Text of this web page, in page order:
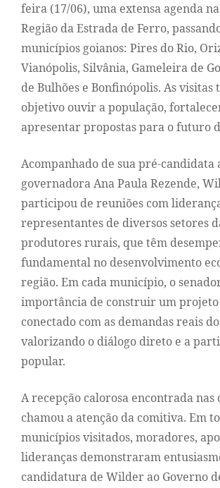
feira (17/06), uma extensa agenda
Região da Estrada de Ferro,
municípios goianos: Pires do Rio,
Vianópolis, Silvânia, Gameleira de
de Bulhões e Bonfinópolis. As visitas
objetivo ouvir a população,
apresentar propostas para o futuro
Acompanhado de sua pré-candidata
governadora Ana Paula Rezende,
participou de reuniões com
representantes de diversos setores
produtores rurais, que têm
fundamental no desenvolvimento
região. Em cada município, o
importância de construir um
conectado com as demandas reais
valorizando o diálogo direto e a
popular.
A recepção calorosa encontrada nas
chamou a atenção da comitiva. Em
municípios visitados, moradores,
lideranças demonstraram
candidatura de Wilder ao Governo